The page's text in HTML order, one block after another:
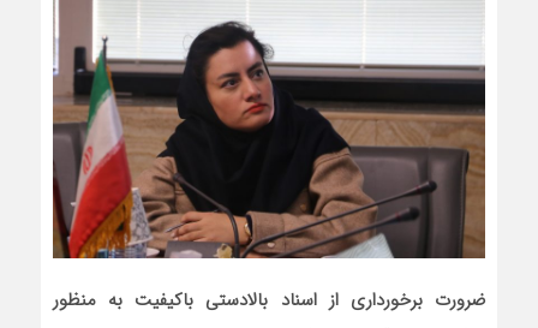
ضرورت برخورداری از اسناد بالادستی باکیفیت به منظور